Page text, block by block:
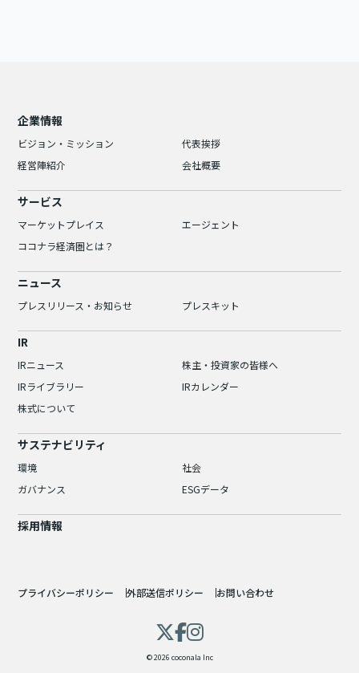
企業情報
ビジョン・ミッション
代表挨拶
経営陣紹介
会社概要
サービス
マーケットプレイス
エージェント
ココナラ経済圏とは？
ニュース
プレスリリース・お知らせ プレスキット
IR
IRニュース
株主・投資家の皆様へ
IRライブラリー
IRカレンダー
株式について
サステナビリティ
環境
社会
ガバナンス
ESGデータ
採用情報
プライバシーポリシー 外部送信ポリシー お問い合わせ
© 2026 coconala Inc